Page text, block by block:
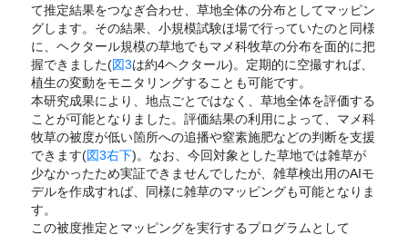
て推定結果をつなぎ合わせ、草地全体の分布としてマッピン
グします。その結果、小規模試験ほ場で行っていたのと同様
に、ヘクタール規模の草地でもマメ科牧草の分布を面的に把
握できました(図3は約4ヘクタール)。定期的に空撮すれば、
植生の変動をモニタリングすることも可能です。
本研究成果により、地点ごとではなく、草地全体を評価する
ことが可能となりました。評価結果の利用によって、マメ科
牧草の被度が低い箇所への追播や窒素施肥などの判断を支援
できます(図3右下)。なお、今回対象とした草地では雑草が
少なかったため実証できませんでしたが、雑草検出用のAIモ
デルを作成すれば、同様に雑草のマッピングも可能となりま
す。
この被度推定とマッピングを実行するプログラムとして